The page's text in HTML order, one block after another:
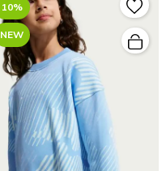
10%
NEW